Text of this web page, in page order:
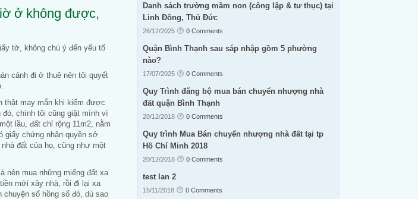
ở không được,
tờ, không chú ý đến yếu tố
cảnh đi ở thuê nên tôi quyết
thật may mắn khi kiếm được
chính tôi cũng giật mình vì
lầu, đất chỉ rộng 11m2, nằm
giấy chứng nhận quyền sở
đất của họ, cũng như một
nên mua những miếng đất xa
mới xây nhà, rồi đi lại xa
sổ hồng sổ đỏ, dù sao
Danh sách trường mầm non (công lập & tư thục) tại
Linh Đông, Thủ Đức
26/12/2025 0 Comments
Quận Bình Thạnh sau sáp nhập gồm 5 phường
nào?
17/07/2025 0 Comments
Quy Trình đăng bộ mua bán chuyển nhượng nhà
đất quận Bình Thạnh
20/12/2018 0 Comments
Quy trình Mua Bán chuyển nhượng nhà đất tại tp
Hồ Chí Minh 2018
20/12/2018 0 Comments
test lan 2
15/11/2018 0 Comments